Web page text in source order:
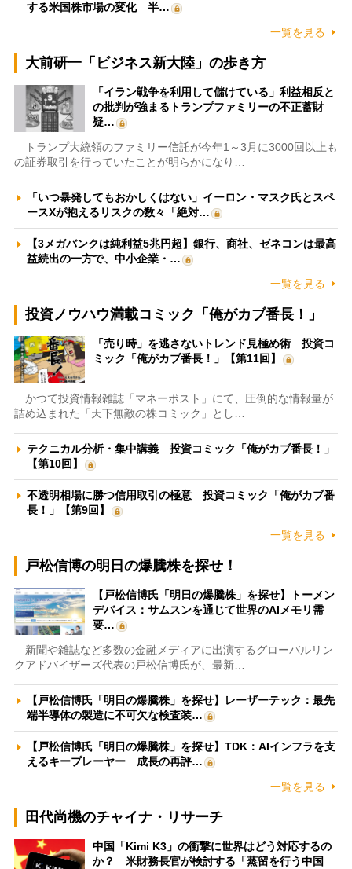
する米国株市場の変化 半…
一覧を見る
大前研一「ビジネス新大陸」の歩き方
「イラン戦争を利用して儲けている」利益相反と
の批判が強まるトランプファミリーの不正蓄財
疑…
トランプ大統領のファミリー信託が今年1～3月に3000回以上も
の証券取引を行っていたことが明らかになり…
「いつ暴発してもおかしくはない」イーロン・マスク氏とスペ
ースXが抱えるリスクの数々「絶対…
【3メガバンクは純利益5兆円超】銀行、商社、ゼネコンは最高
益続出の一方で、中小企業・…
一覧を見る
投資ノウハウ満載コミック「俺がカブ番長！」
「売り時」を逃さないトレンド見極め術 投資コ
ミック「俺がカブ番長！」【第11回】
かつて投資情報雑誌「マネーポスト」にて、圧倒的な情報量が
詰め込まれた「天下無敵の株コミック」とし…
テクニカル分析・集中講義 投資コミック「俺がカブ番長！」
【第10回】
不透明相場に勝つ信用取引の極意 投資コミック「俺がカブ番
長！」【第9回】
一覧を見る
戸松信博の明日の爆騰株を探せ！
【戸松信博氏「明日の爆騰株」を探せ】トーメン
デバイス：サムスンを通じて世界のAIメモリ需
要…
新聞や雑誌など多数の金融メディアに出演するグローバルリン
クアドバイザーズ代表の戸松信博氏が、最新…
【戸松信博氏「明日の爆騰株」を探せ】レーザーテック：最先
端半導体の製造に不可欠な検査装…
【戸松信博氏「明日の爆騰株」を探せ】TDK：AIインフラを支
えるキープレーヤー 成長の再評…
一覧を見る
田代尚機のチャイナ・リサーチ
中国「Kimi K3」の衝撃に世界はどう対応するの
か？ 米財務長官が検討する「蒸留を行う中国